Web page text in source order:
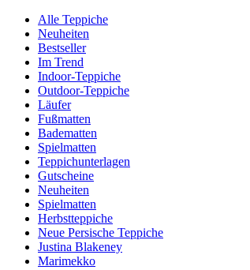
Alle Teppiche
Neuheiten
Bestseller
Im Trend
Indoor-Teppiche
Outdoor-Teppiche
Läufer
Fußmatten
Badematten
Spielmatten
Teppichunterlagen
Gutscheine
Neuheiten
Spielmatten
Herbstteppiche
Neue Persische Teppiche
Justina Blakeney
Marimekko